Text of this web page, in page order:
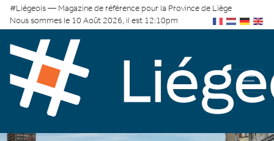
#Liégeois — Magazine de référence pour la Province de Liège
Nous sommes le 10 Août 2026, il est 12:10pm